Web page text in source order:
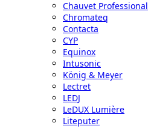
Chauvet Professional
Chromateq
Contacta
CYP
Equinox
Intusonic
König & Meyer
Lectret
LEDJ
LeDUX Lumière
Liteputer